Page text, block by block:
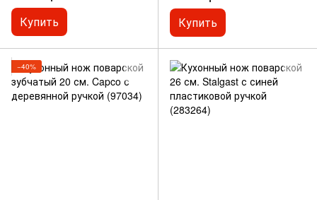
Купить Купить
−40%